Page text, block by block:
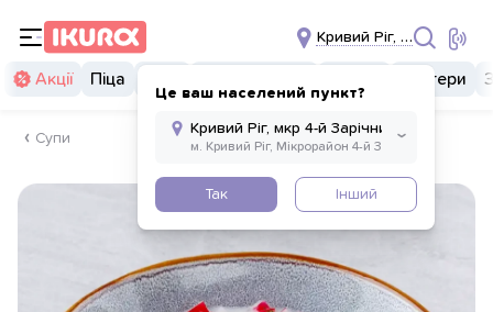
Кривий Ріг, мкр 4-й
Це ваш населений пункт?
Так Інший
Акції Піца Бургери
Супи